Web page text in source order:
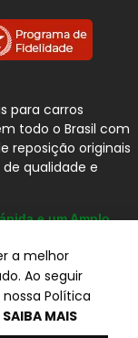
para carros
todo o Brasil com
reposição originais
qualidade e
e um Amplo
a melhor
Ao seguir
Política
SAIBA MAIS